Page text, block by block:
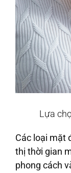
Lựa
Các loại mặt
thị thời gian
phong cách